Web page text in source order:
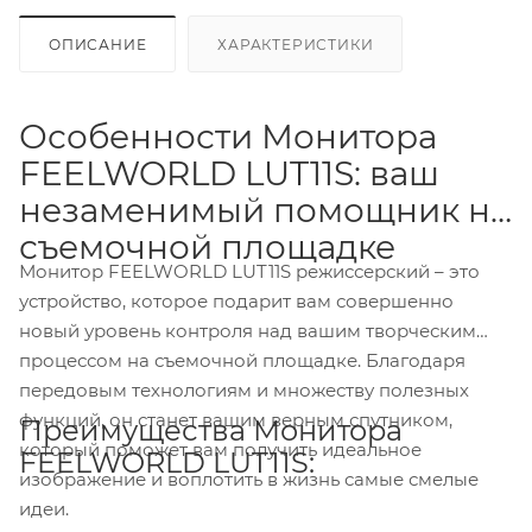
ОПИСАНИЕ ХАРАКТЕРИСТИКИ
Особенности Монитора
FEELWORLD LUT11S: ваш
незаменимый помощник на
съемочной площадке
Монитор FEELWORLD LUT11S режиссерский – это
устройство, которое подарит вам совершенно
новый уровень контроля над вашим творческим
процессом на съемочной площадке. Благодаря
передовым технологиям и множеству полезных
функций, он станет вашим верным спутником,
который поможет вам получить идеальное
изображение и воплотить в жизнь самые смелые
идеи.
Преимущества Монитора
FEELWORLD LUT11S: